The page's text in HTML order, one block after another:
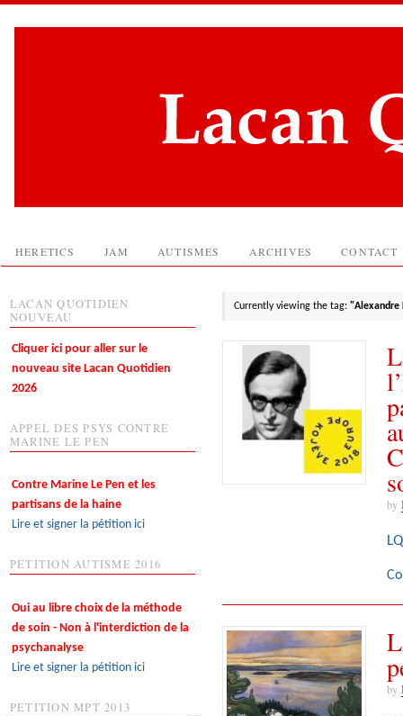
HERETICS JAM AUTISMES ARCHIVES CONTACT
Currently viewing the tag: "Alexandre
by
by
LACAN QUOTIDIEN
NOUVEAU
Cliquer ici pour aller sur le
nouveau site Lacan Quotidien
2026
APPEL DES PSYS CONTRE
MARINE LE PEN
Contre Marine Le Pen et les
partisans de la haine
Lire et signer la pétition ici
PETITION AUTISME 2016
Oui au libre choix de la méthode
de soin - Non à l'interdiction de la
psychanalyse
Lire et signer la pétition ici
PETITION MPT 2013